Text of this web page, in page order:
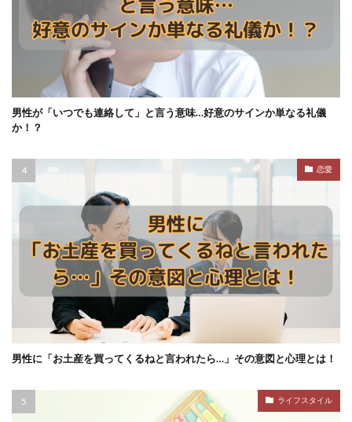
男性が「いつでも連絡して」と言う意味…好意のサインか単なる礼儀
か！？
恋愛
男性に「お土産を買ってくるねと言われたら…」その意図と心理とは！
ライフスタイル